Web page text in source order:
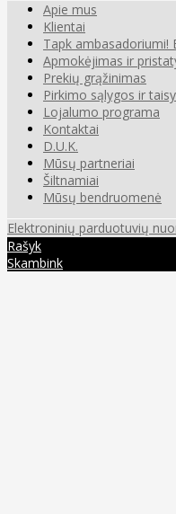
Apie mus
Klientai
Tapk ambasadoriumi!
Apmokėjimas ir
Prekių grąžinimas
Pirkimo sąlygos ir
Lojalumo programa
Kontaktai
D.U.K.
Mūsų partneriai
Šiltnamiai
Mūsų bendruomenė
Elektroninių parduotuvių
Rašyk
Skambink